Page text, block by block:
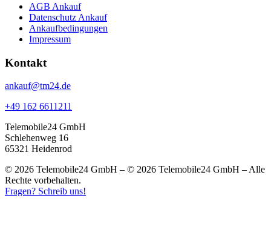
AGB Ankauf
Datenschutz Ankauf
Ankaufbedingungen
Impressum
Kontakt
ankauf@tm24.de
+49 162 6611211
Telemobile24 GmbH
Schlehenweg 16
65321 Heidenrod
© 2026 Telemobile24 GmbH – © 2026 Telemobile24 GmbH – Alle
Rechte vorbehalten.
Fragen? Schreib uns!